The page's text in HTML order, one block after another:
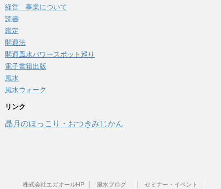
経営 事業について
読書
鑑定
開運法
開運風水パワースポット巡り
電子書籍出版
風水
風水ウォーク
リンク
晶月のほっこり・おつきみじかん
株式会社エガオールHP 風水ブログ セミナー・イベント